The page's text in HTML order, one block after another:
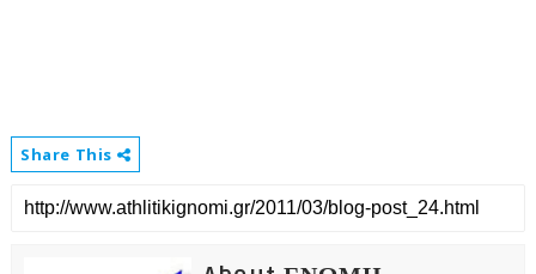
Share This